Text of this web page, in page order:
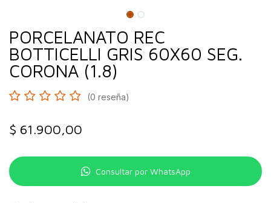
PORCELANATO REC
BOTTICELLI GRIS 60X60 SEG.
CORONA (1.8)
(0 reseña)
$ 61.900,00
Consultar por WhatsApp